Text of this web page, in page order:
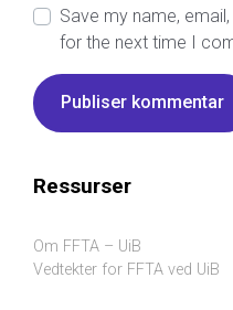
Save my name,
for the next time I
Ressurser
Om FFTA – UiB
Vedtekter for FFTA ved UiB